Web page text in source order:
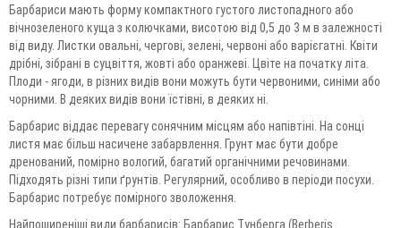
Барбариси мають форму компактного густого листопадного або
вічнозеленого куща з колючками, висотою від 0,5 до 3 м в залежності
від виду. Листки овальні, чергові, зелені, червоні або варієгатні. Квіти
дрібні, зібрані в суцвіття, жовті або оранжеві. Цвіте на початку літа.
Плоди - ягоди, в різних видів вони можуть бути червоними, синіми або
чорними. В деяких видів вони їстівні, в деяких ні.
Барбарис віддає перевагу сонячним місцям або напівтіні. На сонці
листя має більш насичене забарвлення. Грунт має бути добре
дренований, помірно вологий, багатий органічними речовинами.
Підходять різні типи ґрунтів. Регулярний, особливо в періоди посухи.
Барбарис потребує помірного зволоження.
Найпоширеніші види барбарисів: Барбарис Тунберга (Berberis